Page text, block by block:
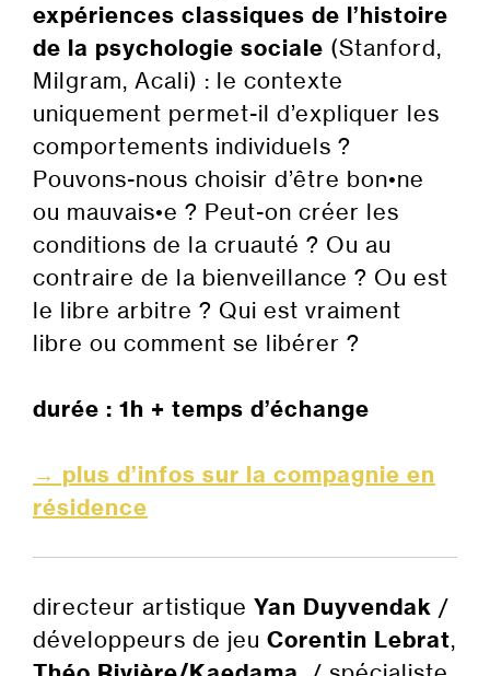
expériences classiques de l’histoire
de la psychologie sociale (Stanford,
Milgram, Acali) : le contexte
uniquement permet-il d’expliquer les
comportements individuels ?
Pouvons-nous choisir d’être bon•ne
ou mauvais•e ? Peut-on créer les
conditions de la cruauté ? Ou au
contraire de la bienveillance ? Ou est
le libre arbitre ? Qui est vraiment
libre ou comment se libérer ?
durée : 1h + temps d’échange
→ plus d’infos sur la compagnie en
résidence
directeur artistique Yan Duyvendak /
développeurs de jeu Corentin Lebrat,